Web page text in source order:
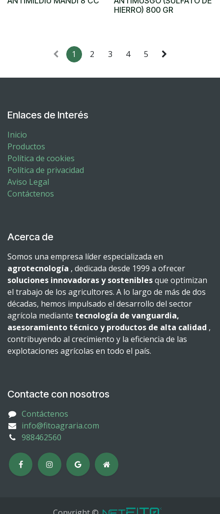
HIERRO) 800 GR
1 2 3 4 5
Enlaces de Interés
Inicio
Productos
Política de cookies
Política de privacidad
Aviso Legal
Contáctenos
Acerca de
Somos una empresa líder especializada en
agrotecnología , dedicada desde 1999 a ofrecer
soluciones innovadoras y sosteniblesque optimizan
el trabajo de los agricultores. A lo largo de más de dos
décadas, hemos impulsado el desarrollo del sector
agrícola mediante tecnología de vanguardia,
asesoramiento técnico y productos de alta calidad ,
contribuyendo al crecimiento y la eficiencia de las
explotaciones agrícolas en todo el país.
Contacte con nosotros
Contáctenos
info@fitoagraria.com
988462560